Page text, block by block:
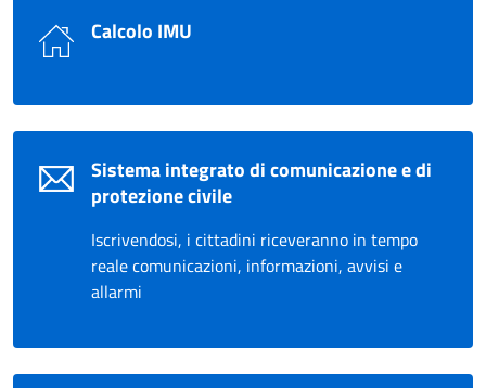
Calcolo IMU
Sistema integrato di comunicazione e di
protezione civile
Iscrivendosi, i cittadini riceveranno in tempo
reale comunicazioni, informazioni, avvisi e
allarmi